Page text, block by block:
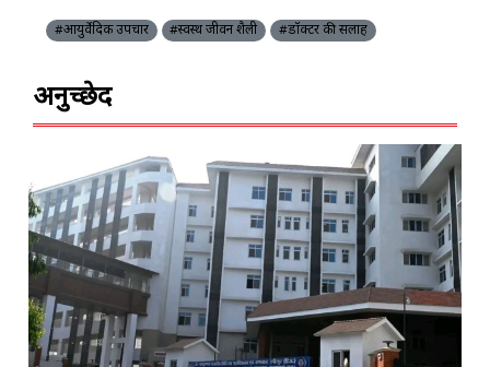
#आयुर्वेदिक उपचार #स्वस्थ जीवन शैली #डॉक्टर की सलाह
अनुच्छेद